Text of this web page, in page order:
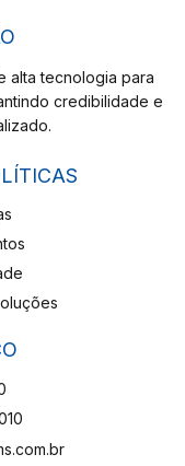
alta tecnologia para
credibilidade e